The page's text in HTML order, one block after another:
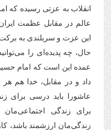
انقلاب به عزتی رسیده كه
عالم در مقابل عظمت
این عزت و سربلندی به
حال، چه پدیده‌ای را
عمده این است كه امام
داد و در مقابل، خدا هم
عاشورا باید درسی برای
برای زندگی
زندگی‌مان ارزشمند باشد،